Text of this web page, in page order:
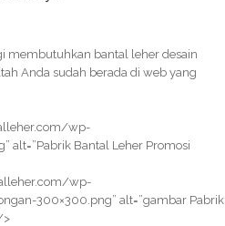
membutuhkan bantal leher desain
Anda sudah berada di web yang
wp-
Bantal Leher Promosi
wp-
300×300.png” alt=”gambar Pabrik
>